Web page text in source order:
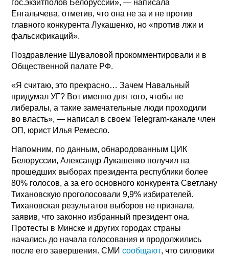
гос.экзитполов Белоруссии», — написала
Енгалычева, отметив, что она не за и не против
главного конкурента Лукашенко, но «против лжи и
фальсификаций».
Поздравление Шуваловой прокомментировали и в
Общественной палате РФ.
«Я считаю, это прекрасно… Зачем Навальный
придумал УГ? Вот именно для того, чтобы не
либералы, а такие замечательные люди проходили
во власть», — написал в своем Telegram-канале член
ОП, юрист Илья Ремесло.
Напомним, по данным, обнародованным ЦИК
Белоруссии, Александр Лукашенко получил на
прошедших выборах президента республики более
80% голосов, а за его основного конкурента Светлану
Тихановскую проголосовали 9,9% избирателей.
Тихановская результатов выборов не признала,
заявив, что законно избранный президент она.
Протесты в Минске и других городах страны
начались до начала голосования и продолжились
после его завершения. СМИсообщают, что силовики